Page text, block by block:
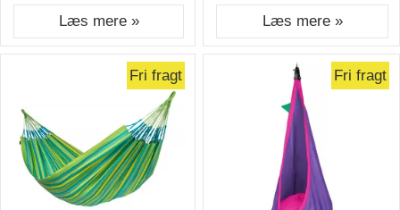
Læs mere » Læs mere »
Fri fragt Fri fragt